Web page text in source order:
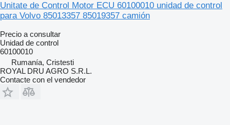
Unitate de Control Motor ECU 60100010 unidad de control
para Volvo 85013357 85019357 camión
Precio a consultar
Unidad de control
60100010
Rumanía, Cristesti
ROYAL DRU AGRO S.R.L.
Contacte con el vendedor